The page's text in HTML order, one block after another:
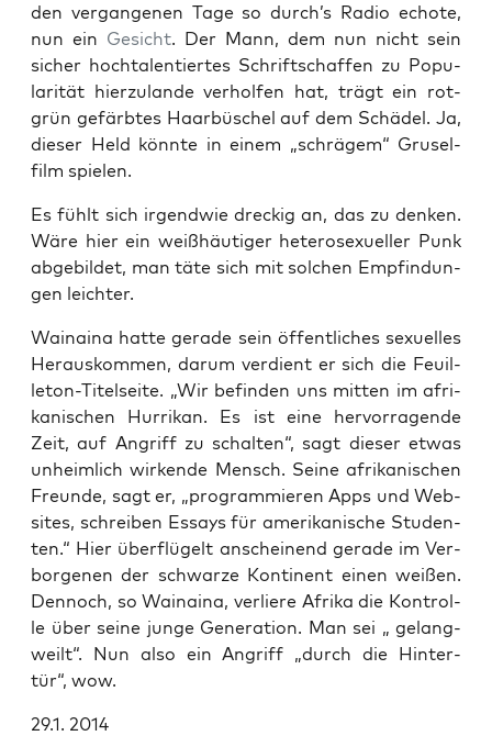
den ver­gan­ge­nen Tage so durch’s Radio echo­te,
nun ein Gesicht. Der Mann, dem nun nicht sein
sicher hoch­ta­len­tier­tes Schrift­schaf­fen zu Popu­
la­ri­tät hier­zu­lan­de ver­hol­fen hat, trägt ein rot­
grün gefärb­tes Haar­bü­schel auf dem Schä­del. Ja,
die­ser Held könn­te in einem „schrä­gem“ Gru­sel­
film spielen.
Es fühlt sich irgend­wie dre­ckig an, das zu den­ken.
Wäre hier ein weiß­häu­ti­ger hete­ro­se­xu­el­ler Punk
abge­bil­det, man täte sich mit sol­chen Emp­fin­dun­
gen leichter.
Wai­nai­na hat­te gera­de sein öffent­li­ches sexu­el­les
Her­aus­kom­men, dar­um ver­dient er sich die Feuil­
le­ton-Titel­sei­te. „Wir befin­den uns mit­ten im afri­
ka­ni­schen Hur­ri­kan. Es ist eine her­vor­ra­gen­de
Zeit, auf Angriff zu schal­ten“, sagt die­ser etwas
unheim­lich wir­ken­de Mensch. Sei­ne afri­ka­ni­schen
Freun­de, sagt er, „pro­gram­mie­ren Apps und Web­
sites, schrei­ben Essays für ame­ri­ka­ni­sche Stu­den­
ten.“ Hier über­flü­gelt anschei­nend gera­de im Ver­
bor­ge­nen der schwar­ze Kon­ti­nent einen wei­ßen.
Den­noch, so Wai­nai­na, ver­lie­re Afri­ka die Kon­trol­
le über sei­ne jun­ge Gene­ra­ti­on. Man sei „ gelang­
weilt“. Nun also ein Angriff „durch die Hin­ter­
tür“, wow.
29.1. 2014